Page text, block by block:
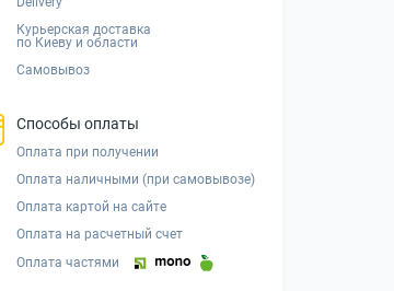
Курьерская доставка
по Киеву и области
Самовывоз
Способы оплаты
Оплата при получении
Оплата наличными (при самовывозе)
Оплата картой на сайте
Оплата на расчетный счет
Оплата частями